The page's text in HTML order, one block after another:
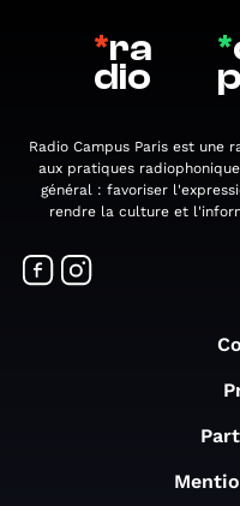
*ra
dio
*
Radio Campus Paris est une
aux pratiques
général : favoriser
rendre la culture et